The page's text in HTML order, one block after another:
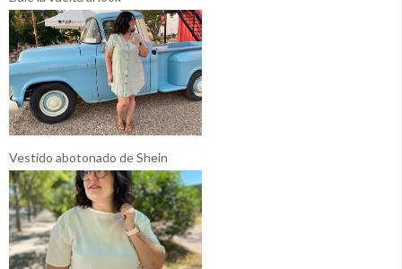
Vestido abotonado de Shein